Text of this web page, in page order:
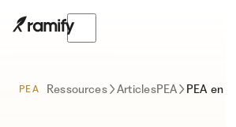
PEA Ressources ArticlesPEA